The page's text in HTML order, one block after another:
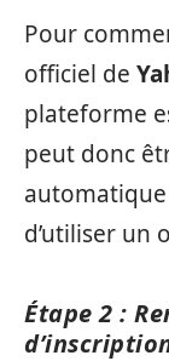
Pour
officiel de
plateforme
peut donc
d’utiliser un
Étape 2 :